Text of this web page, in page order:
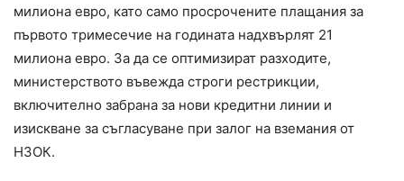
милиона евро, като само просрочените плащания за
първото тримесечие на годината надхвърлят 21
милиона евро. За да се оптимизират разходите,
министерството въвежда строги рестрикции,
включително забрана за нови кредитни линии и
изискване за съгласуване при залог на вземания от
НЗОК.